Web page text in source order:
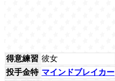
得意練習 彼女
投手金特 マインドブレイカー